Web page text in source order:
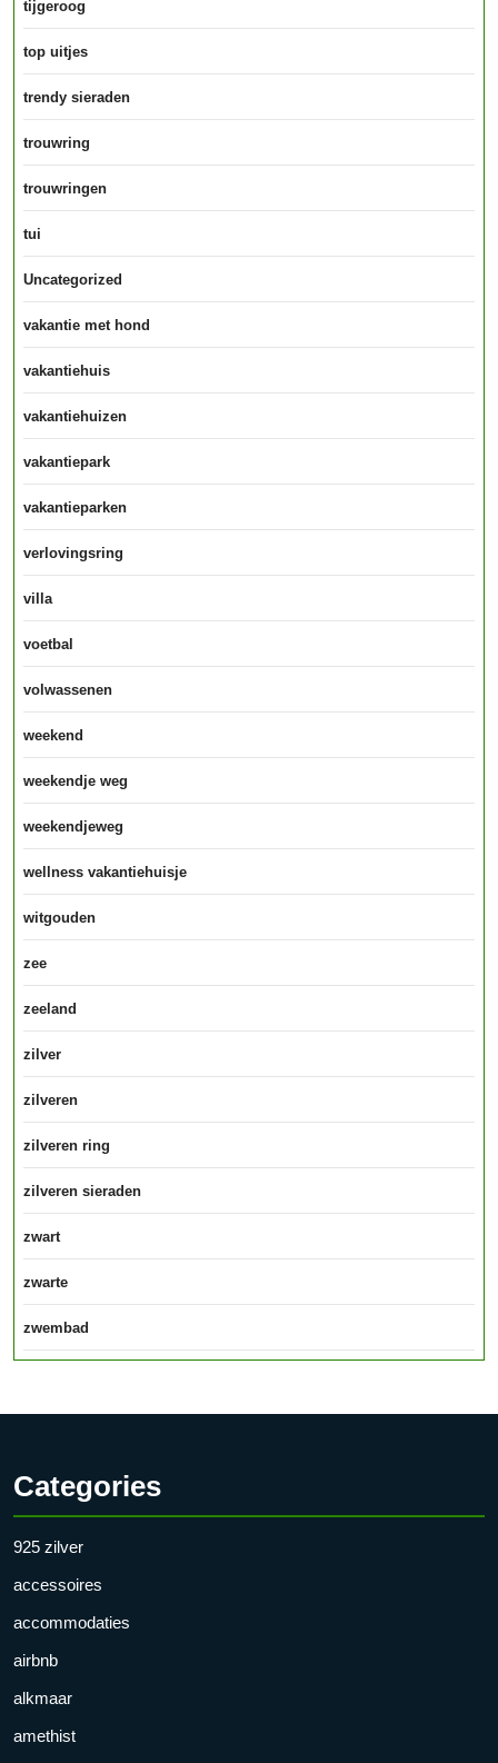
tijgeroog
top uitjes
trendy sieraden
trouwring
trouwringen
tui
Uncategorized
vakantie met hond
vakantiehuis
vakantiehuizen
vakantiepark
vakantieparken
verlovingsring
villa
voetbal
volwassenen
weekend
weekendje weg
weekendjeweg
wellness vakantiehuisje
witgouden
zee
zeeland
zilver
zilveren
zilveren ring
zilveren sieraden
zwart
zwarte
zwembad
Categories
925 zilver
accessoires
accommodaties
airbnb
alkmaar
amethist